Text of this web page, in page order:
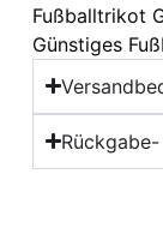
Fußballtrikot
Günstiges